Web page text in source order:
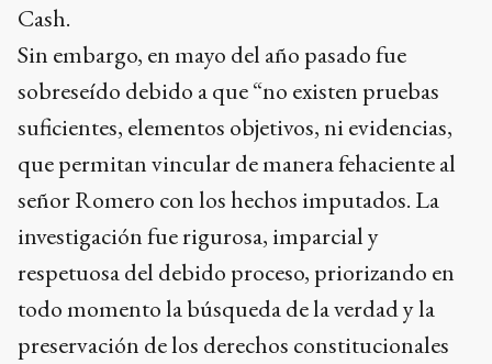
Cash.
Sin embargo, en mayo del año pasado fue
sobreseído debido a que “no existen pruebas
suficientes, elementos objetivos, ni evidencias,
que permitan vincular de manera fehaciente al
señor Romero con los hechos imputados. La
investigación fue rigurosa, imparcial y
respetuosa del debido proceso, priorizando en
todo momento la búsqueda de la verdad y la
preservación de los derechos constitucionales